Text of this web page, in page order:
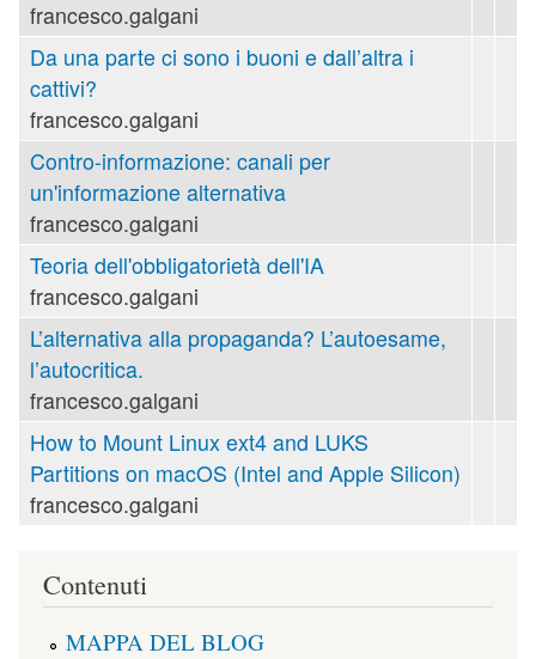
francesco.galgani
Da una parte ci sono i buoni e dall’altra i
cattivi?
francesco.galgani
Contro-informazione: canali per
un'informazione alternativa
francesco.galgani
Teoria dell'obbligatorietà dell'IA
francesco.galgani
L’alternativa alla propaganda? L’autoesame,
l’autocritica.
francesco.galgani
How to Mount Linux ext4 and LUKS
Partitions on macOS (Intel and Apple Silicon)
francesco.galgani
Contenuti
MAPPA DEL BLOG